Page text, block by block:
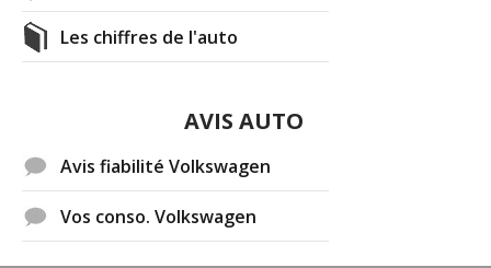
Les chiffres de l'auto
AVIS AUTO
Avis fiabilité Volkswagen
Vos conso. Volkswagen